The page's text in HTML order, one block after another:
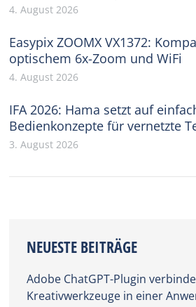
4. August 2026
Easypix ZOOMX VX1372:
optischem 6x-Zoom und WiFi
4. August 2026
IFA 2026: Hama setzt auf
Bedienkonzepte für vernetzte
3. August 2026
NEUESTE BEITRÄGE
Adobe ChatGPT-Plugin
Kreativwerkzeuge in einer